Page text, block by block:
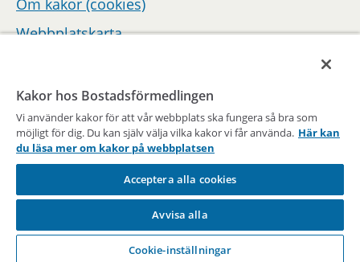
Om kakor (cookies)
Webbplatskarta
En del av Stockholms stad
Kakor hos Bostadsförmedlingen
Vi använder kakor för att vår webbplats ska fungera så bra som
möjligt för dig. Du kan själv välja vilka kakor vi får använda. Här kan
du läsa mer om kakor på webbplatsen
Acceptera alla cookies
Avvisa alla
Cookie-inställningar